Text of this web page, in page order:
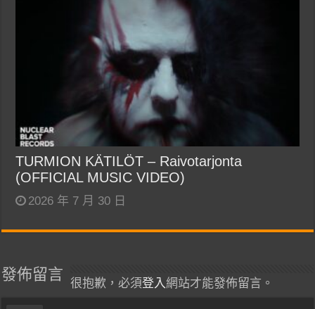
TURMION KÄTILÖT – Raivotarjonta
(OFFICIAL MUSIC VIDEO)
2026 年 7 月 30 日
發佈留言
很抱歉，必須登入網站才能發佈留言。